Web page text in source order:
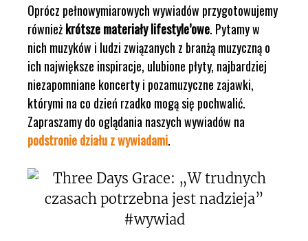
Oprócz pełnowymiarowych wywiadów przygotowujemy
równieżkrótsze materiały lifestyle’owe. Pytamy w
nich muzyków i ludzi związanych z branżą muzyczną o
ich największe inspiracje, ulubione płyty, najbardziej
niezapomniane koncerty i pozamuzyczne zajawki,
którymi na co dzień rzadko mogą się pochwalić.
Zapraszamy do oglądania naszych wywiadów na
podstronie działu z wywiadami.